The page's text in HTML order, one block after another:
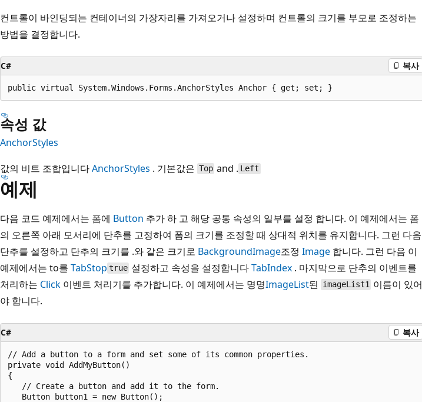
컨트롤이 바인딩되는 컨테이너의 가장자리를 가져오거나 설정하며 컨트롤의 크기를 부모로 조정하는
방법을 결정합니다.
C# 복사
public virtual System.Windows.Forms.AnchorStyles Anchor { get; set; }
속성 값
AnchorStyles
값의 비트 조합입니다AnchorStyles . 기본값은 Top and . Left
예제
다음 코드 예제에서는 폼에 Button 추가 하 고 해당 공통 속성의 일부를 설정 합니다. 이 예제에서는 폼
의 오른쪽 아래 모서리에 단추를 고정하여 폼의 크기를 조정할 때 상대적 위치를 유지합니다. 그런 다음
단추를 설정하고 단추의 크기를 .와 같은 크기로 BackgroundImage조정 Image 합니다. 그런 다음 이
예제에서는 to를 TabStop true 설정하고 속성을 설정합니다TabIndex . 마지막으로 단추의 이벤트를
처리하는 Click 이벤트 처리기를 추가합니다. 이 예제에서는 명명ImageList된 imageList1 이름이 있어
야 합니다.
C# 복사
// Add a button to a form and set some of its common properties.
private void AddMyButton()
{
   // Create a button and add it to the form.
   Button button1 = new Button();